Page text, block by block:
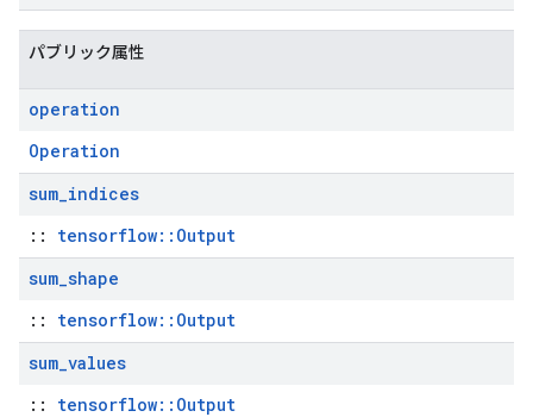
パブリック属性
operation
Operation
sum_indices
:: tensorflow::Output
sum_shape
:: tensorflow::Output
sum_values
:: tensorflow::Output